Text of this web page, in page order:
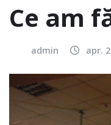
Ce am
admin apr.